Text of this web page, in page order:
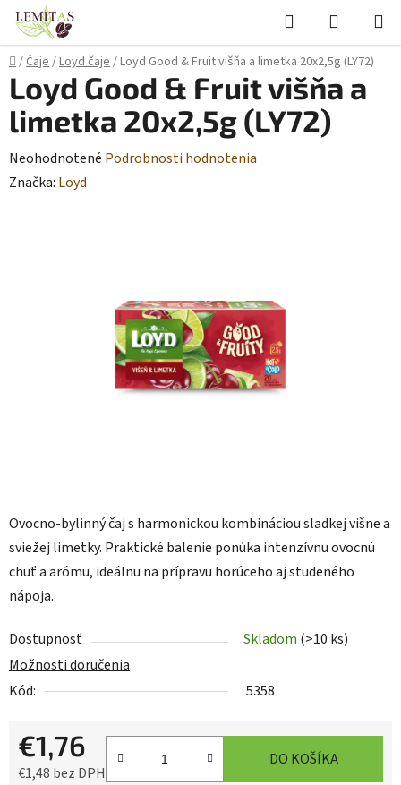
Prejsť
obsah
Hľadať
KOŠÍK
Domov
/Čaje/Loyd čaje/Loyd Good & Fruit višňa a limetka 20x2,5g (LY72)
Ovocno-bylinný čaj s harmonickou kombináciou sladkej višne a
sviežej limetky. Praktické balenie ponúka intenzívnu ovocnú
chuť a arómu, ideálnu na prípravu horúceho aj studeného
nápoja.
Dostupnosť Skladom (>10 ks)
Možnosti doručenia
Kód:
5358
€1,76
€1,48 bez DPH
DO KOŠÍKA
Loyd Good & Fruit višňa a
limetka 20x2,5g (LY72)
Priemerné
hodnotenie
Neohodnotené Podrobnosti hodnotenia
Značka: Loyd